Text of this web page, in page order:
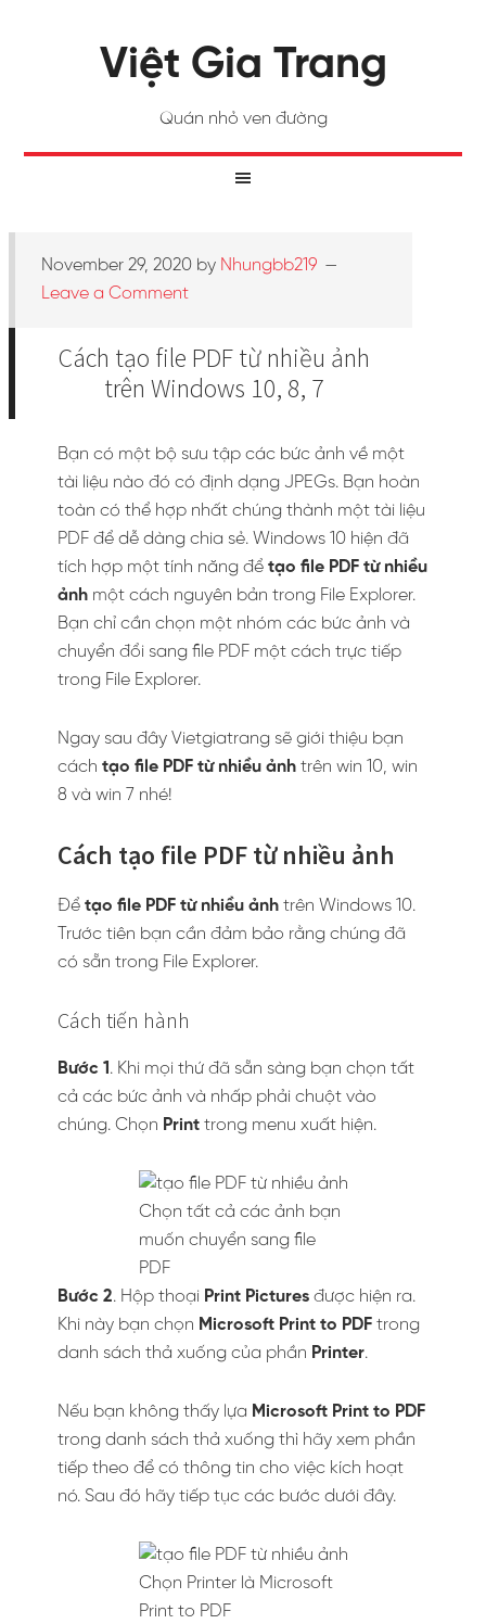
Việt Gia Trang
Quán nhỏ ven đường
November 29, 2020 by Nhungbb219
Leave a Comment
Cách tạo file PDF từ nhiều ảnh
trên Windows 10, 8, 7
Bạn có một bộ sưu tập các bức ảnh về một
tài liệu nào đó có định dạng JPEGs. Bạn hoàn
toàn có thể hợp nhất chúng thành một tài liệu
PDF để dễ dàng chia sẻ. Windows 10 hiện đã
tích hợp một tính năng để tạo file PDF từ nhiều
ảnh một cách nguyên bản trong File Explorer.
Bạn chỉ cần chọn một nhóm các bức ảnh và
chuyển đổi sang file PDF một cách trực tiếp
trong File Explorer.
Ngay sau đây Vietgiatrang sẽ giới thiệu bạn
cách tạo file PDF từ nhiều ảnh trên win 10, win
8 và win 7 nhé!
Cách tạo file PDF từ nhiều ảnh
Để tạo file PDF từ nhiều ảnh trên Windows 10.
Trước tiên bạn cần đảm bảo rằng chúng đã
có sẵn trong File Explorer.
Cách tiến hành
Bước 1 . Khi mọi thứ đã sẵn sàng bạn chọn tất
cả các bức ảnh và nhấp phải chuột vào
chúng. Chọn Print trong menu xuất hiện.
Chọn tất cả các ảnh bạn
muốn chuyển sang file
PDF
Bước 2. Hộp thoại Print Pictures được hiện ra.
Khi này bạn chọn Microsoft Print to PDF trong
danh sách thả xuống của phần Printer.
Nếu bạn không thấy lựa Microsoft Print to PDF
trong danh sách thả xuống thì hãy xem phần
tiếp theo để có thông tin cho việc kích hoạt
nó. Sau đó hãy tiếp tục các bước dưới đây.
Chọn Printer là Microsoft
Print to PDF